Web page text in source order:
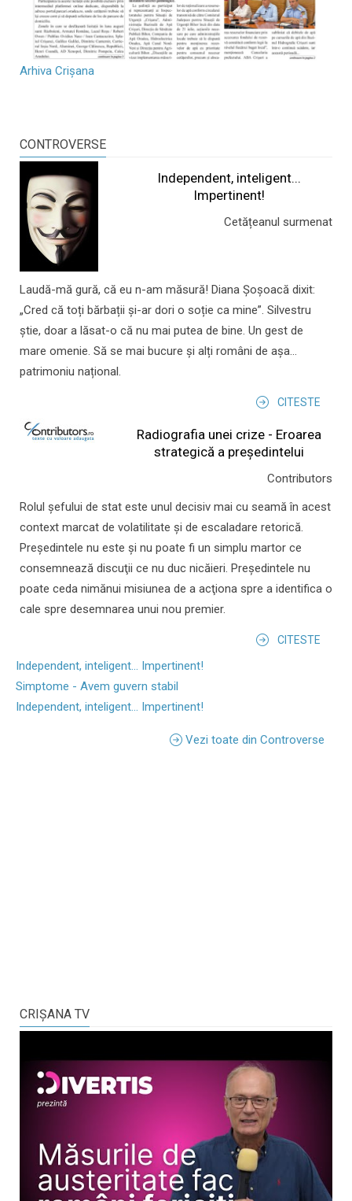
Arhiva Crișana
CONTROVERSE
Independent, inteligent...
Impertinent!
Cetățeanul surmenat
Laudă-mă gură, că eu n-am măsură! Diana Șoșoacă dixit:
„Cred că toți bărbații și-ar dori o soție ca mine”. Silvestru
știe, doar a lăsat-o că nu mai putea de bine. Un gest de
mare omenie. Să se mai bucure și alți români de așa...
patrimoniu național.
CITESTE
Radiografia unei crize - Eroarea
strategică a președintelui
Contributors
Rolul şefului de stat este unul decisiv mai cu seamă în acest
context marcat de volatilitate şi de escaladare retorică.
Preşedintele nu este şi nu poate fi un simplu martor ce
consemnează discuţii ce nu duc nicăieri. Preşedintele nu
poate ceda nimănui misiunea de a acţiona spre a identifica o
cale spre desemnarea unui nou premier.
CITESTE
Independent, inteligent... Impertinent!
Simptome - Avem guvern stabil
Independent, inteligent... Impertinent!
Vezi toate din Controverse
CRIŞANA TV